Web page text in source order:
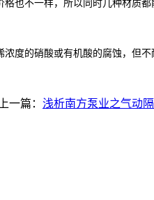
不一样，所以同时几种材质都
的硝酸或有机酸的腐蚀，但不
一篇： 浅析南方泵业之气动